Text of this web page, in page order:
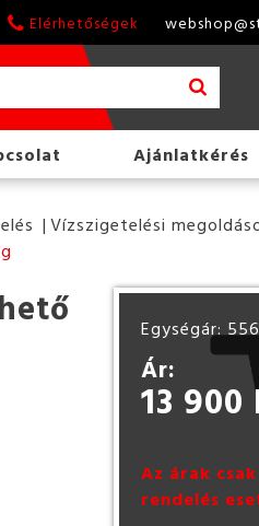
Elérhetőségek
Ajánlatkérés
Vízszigetelési
Egységár:
Ár:
13 900
Az árak
rendelés